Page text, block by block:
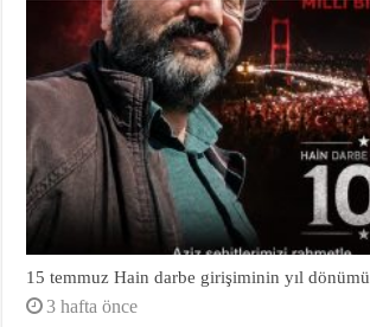
15 temmuz Hain darbe girişiminin yıl dönümü
3 hafta önce